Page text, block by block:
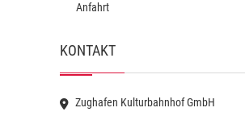
Anfahrt
KONTAKT
Zughafen Kulturbahnhof GmbH